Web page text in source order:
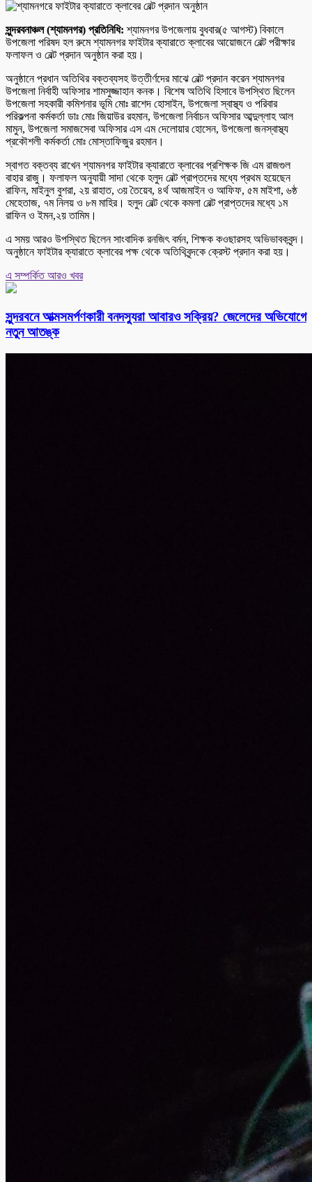
সুন্দরবনাঞ্চল (শ্যামনগর) প্রতিনিধি: শ্যামনগর উপজেলায় বুধবার(৫ আগস্ট) বিকালে
উপজেলা পরিষদ হল রুমে শ্যামনগর ফাইটার ক্যারাতে ক্লাবের আয়োজনে বেল্ট পরীক্ষার
ফলাফল ও বেল্ট প্রদান অনুষ্ঠান করা হয়।
অনুষ্ঠানে প্রধান অতিথির বক্তব্যসহ উত্তীর্ণদের মাঝে বেল্ট প্রদান করেন শ্যামনগর
উপজেলা নির্বাহী অফিসার শামসুজ্জাহান কনক। বিশেষ অতিথি হিসাবে উপস্থিত ছিলেন
উপজেলা সহকারী কমিশনার ভূমি মোঃ রাশেদ হোসাইন, উপজেলা স্বাস্থ্য ও পরিবার
পরিকল্পনা কর্মকর্তা ডাঃ মোঃ জিয়াউর রহমান, উপজেলা নির্বাচন অফিসার আব্দুল্লাহ আল
মামুন, উপজেলা সমাজসেবা অফিসার এস এম দেলোয়ার হোসেন, উপজেলা জনস্বাস্থ্য
প্রকৌশলী কর্মকর্তা মোঃ মোস্তাফিজুর রহমান।
স্বাগত বক্তব্য রাখেন শ্যামনগর ফাইটার ক্যারাতে ক্লাবের প্রশিক্ষক জি এম রাজগুল
বাহার রাজু। ফলাফল অনুযায়ী সাদা থেকে হলুদ বেল্ট প্রাপ্তদের মধ্যে প্রথম হয়েছেন
রাফিন, মাইনুল বুশরা, ২য় রাহাত, ৩য় তৈয়েব, ৪র্থ আজমাইন ও আফিফ, ৫ম মাইশা, ৬ষ্ঠ
মেহেতাজ, ৭ম নিলয় ও ৮ম মাহির। হলুদ বেল্ট থেকে কমলা বেল্ট প্রাপ্তদের মধ্যে ১ম
রাফিন ও ইমন,২য় তামিম।
এ সময় আরও উপস্থিত ছিলেন সাংবাদিক রনজিৎ বর্মন, শিক্ষক কওছারসহ অভিভাবকবৃন্দ।
অনুষ্ঠানে ফাইটার ক্যারাতে ক্লাবের পক্ষ থেকে অতিথিবৃন্দকে ক্রেস্ট প্রদান করা হয়।
এ সম্পর্কিত আরও খবর
সুন্দরবনে আত্মসমর্পণকারী বনদস্যুরা আবারও সক্রিয়? জেলেদের অভিযোগে
নতুন আতঙ্ক